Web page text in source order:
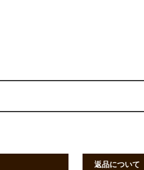
返品について